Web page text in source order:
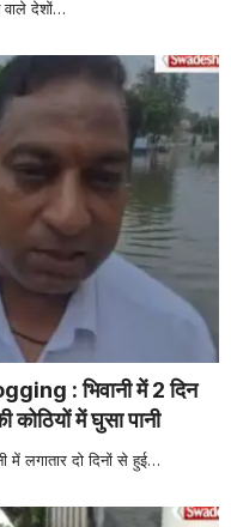
देशों…
: भिवानी में 2 दिन
में घुसा पानी
लगातार दो दिनों से हुई…